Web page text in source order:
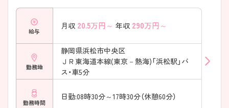
給与
月収 20.5万円～ 年収 290万円～
勤務地
静岡県浜松市中央区
ＪＲ東海道本線(東京－熱海)「浜松駅」バ
ス・車5分
勤務時間
日勤:08時30分～17時30分（休憩60分）